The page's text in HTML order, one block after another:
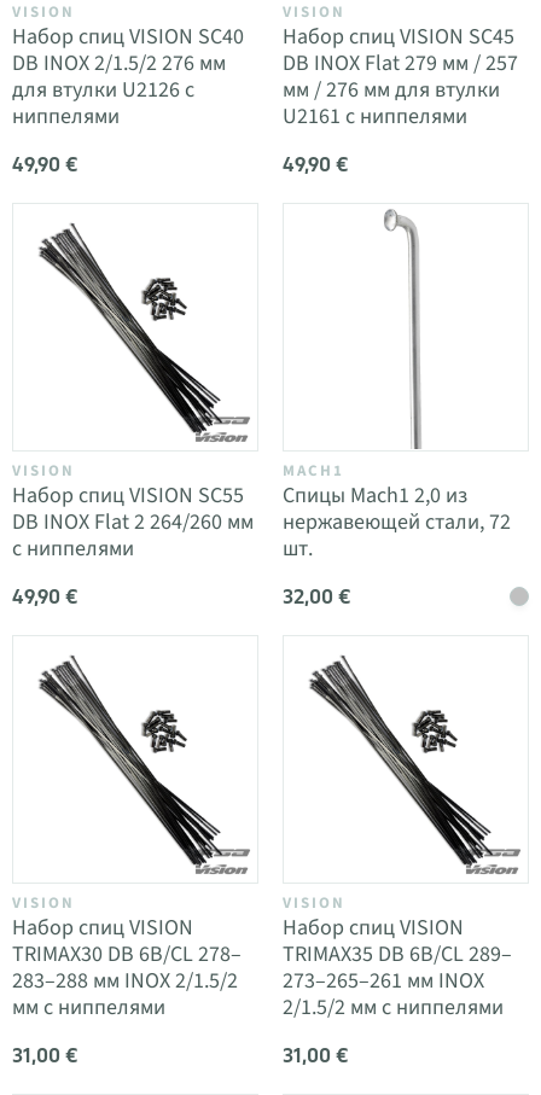
VISION
Набор спиц VISION SC40
DB INOX 2/1.5/2 276 мм
для втулки U2126 с
ниппелями
49,90 €
VISION
Набор спиц VISION SC45
DB INOX Flat 279 мм / 257
мм / 276 мм для втулки
U2161 с ниппелями
49,90 €
VISION
Набор спиц VISION SC55
DB INOX Flat 2 264/260 мм
с ниппелями
49,90 €
MACH1
Спицы Mach1 2,0 из
нержавеющей стали, 72
шт.
32,00 €
VISION
Набор спиц VISION
TRIMAX30 DB 6B/CL 278–
283–288 мм INOX 2/1.5/2
мм с ниппелями
31,00 €
VISION
Набор спиц VISION
TRIMAX35 DB 6B/CL 289–
273–265–261 мм INOX
2/1.5/2 мм с ниппелями
31,00 €